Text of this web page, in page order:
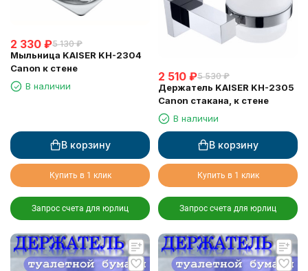
2 330 ₽5 130 ₽
Мыльница KAISER KH-2304
Canon к стене
В наличии
В корзину
Купить в 1 клик
Запрос счета для юрлиц
2 510 ₽5 530 ₽
Держатель KAISER KH-2305
Canon стакана, к стене
В наличии
В корзину
Купить в 1 клик
Запрос счета для юрлиц